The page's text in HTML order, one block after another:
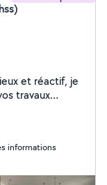
travaux
et
parois
en cas de
informations